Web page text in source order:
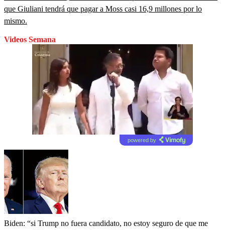
que Giuliani tendrá que pagar a Moss casi 16,9 millones por lo
mismo.
Videos Semana
powered by
Biden: “si Trump no fuera candidato, no estoy seguro de que me